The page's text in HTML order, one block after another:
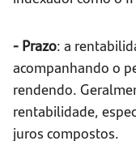
- Prazo: a
acompanhando o
rendendo.
rentabilidade,
juros compostos.